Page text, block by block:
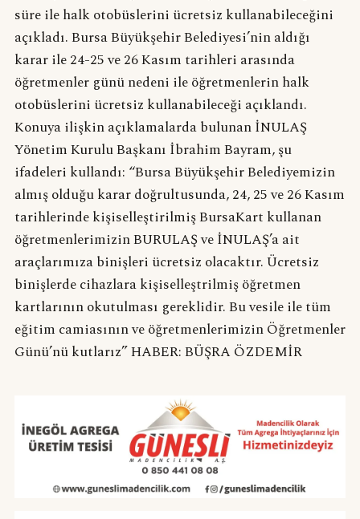
süre ile halk otobüslerini ücretsiz kullanabileceğini
açıkladı. Bursa Büyükşehir Belediyesi’nin aldığı
karar ile 24-25 ve 26 Kasım tarihleri arasında
öğretmenler günü nedeni ile öğretmenlerin halk
otobüslerini ücretsiz kullanabileceği açıklandı.
Konuya ilişkin açıklamalarda bulunan İNULAŞ
Yönetim Kurulu Başkanı İbrahim Bayram, şu
ifadeleri kullandı: “Bursa Büyükşehir Belediyemizin
almış olduğu karar doğrultusunda, 24, 25 ve 26 Kasım
tarihlerinde kişiselleştirilmiş BursaKart kullanan
öğretmenlerimizin BURULAŞ ve İNULAŞ’a ait
araçlarımıza binişleri ücretsiz olacaktır. Ücretsiz
binişlerde cihazlara kişiselleştrilmiş öğretmen
kartlarının okutulması gereklidir. Bu vesile ile tüm
eğitim camiasının ve öğretmenlerimizin Öğretmenler
Günü’nü kutlarız” HABER: BÜŞRA ÖZDEMİR